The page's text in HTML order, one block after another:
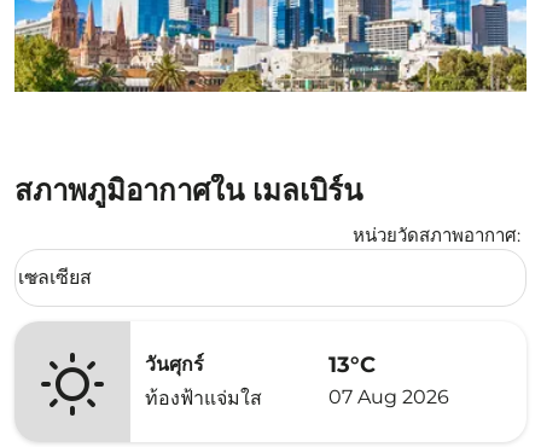
สภาพภูมิอากาศใน เมลเบิร์น
หน่วยวัดสภาพอากาศ:
Weather unit option เซลเซียส Selected
เซลเซียส
keyboard_arrow_down
วันศุกร์
ท้องฟ้าแจ่มใส
13°C
07 Aug 2026